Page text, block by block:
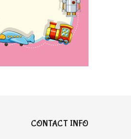
CONTACT INFO